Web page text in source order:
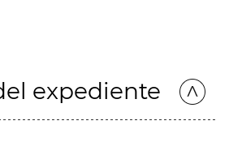
expediente